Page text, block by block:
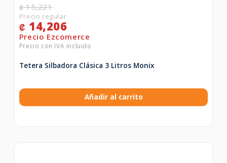
₡15,221
₡ 14,206
Tetera Silbadora Clásica 3 Litros Monix
Añadir al carrito